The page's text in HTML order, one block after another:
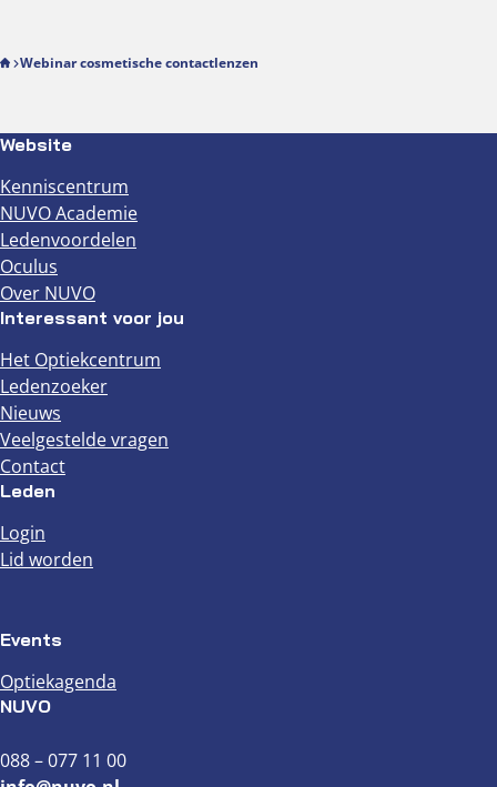
Webinar cosmetische contactlenzen
Website
Kenniscentrum
NUVO Academie
Ledenvoordelen
Oculus
Over NUVO
Interessant voor jou
Het Optiekcentrum
Ledenzoeker
Nieuws
Veelgestelde vragen
Contact
Leden
Login
Lid worden
Events
Optiekagenda
NUVO
088 – 077 11 00